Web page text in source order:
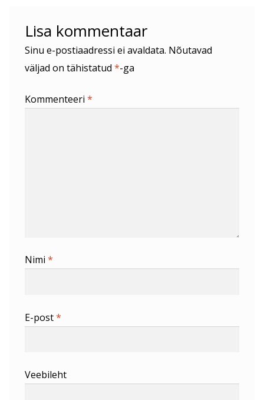
Lisa kommentaar
Sinu e-postiaadressi ei avaldata. Nõutavad
väljad on tähistatud *-ga
Kommenteeri *
Nimi *
E-post*
Veebileht